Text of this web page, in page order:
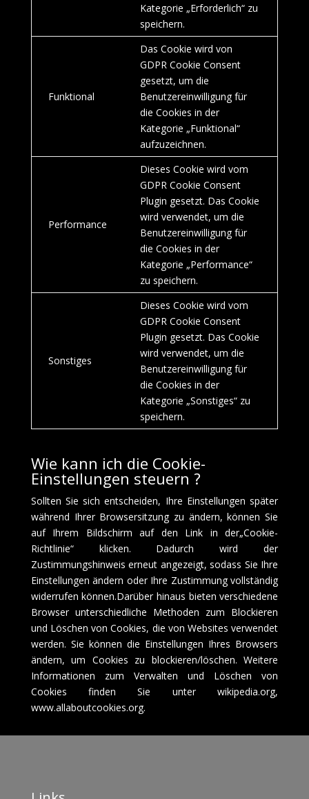
Kategorie „Erforderlich“ zu
speichern.
Funktional
Das Cookie wird von
GDPR Cookie Consent
gesetzt, um die
Benutzereinwilligung für
die Cookies in der
Kategorie „Funktional“
aufzuzeichnen.
Performance
Dieses Cookie wird vom
GDPR Cookie Consent
Plugin gesetzt. Das Cookie
wird verwendet, um die
Benutzereinwilligung für
die Cookies in der
Kategorie „Performance“
zu speichern.
Sonstiges
Dieses Cookie wird vom
GDPR Cookie Consent
Plugin gesetzt. Das Cookie
wird verwendet, um die
Benutzereinwilligung für
die Cookies in der
Kategorie „Sonstiges“ zu
speichern.
Wie kann ich die Cookie-
Einstellungen steuern ?
Sollten Sie sich entscheiden, Ihre Einstellungen später
während Ihrer Browsersitzung zu ändern, können Sie
auf Ihrem Bildschirm auf den Link in der„Cookie-
Richtlinie“ klicken. Dadurch wird der
Zustimmungshinweis erneut angezeigt, sodass Sie Ihre
Einstellungen ändern oder Ihre Zustimmung vollständig
widerrufen können.Darüber hinaus bieten verschiedene
Browser unterschiedliche Methoden zum Blockieren
und Löschen von Cookies, die von Websites verwendet
werden. Sie können die Einstellungen Ihres Browsers
ändern, um Cookies zu blockieren/löschen. Weitere
Informationen zum Verwalten und Löschen von
Cookies finden Sie unter wikipedia.org,
www.allaboutcookies.org.